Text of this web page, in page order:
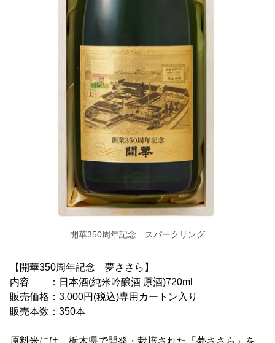
開華350周年記念 スパークリング
【開華350周年記念 夢ささら】
内容 ：日本酒(純米吟醸酒 原酒)720ml
販売価格：3,000円(税込)専用カートン入り
販売本数：350本
原料米には、栃木県で開発・栽培された「夢ささら」を